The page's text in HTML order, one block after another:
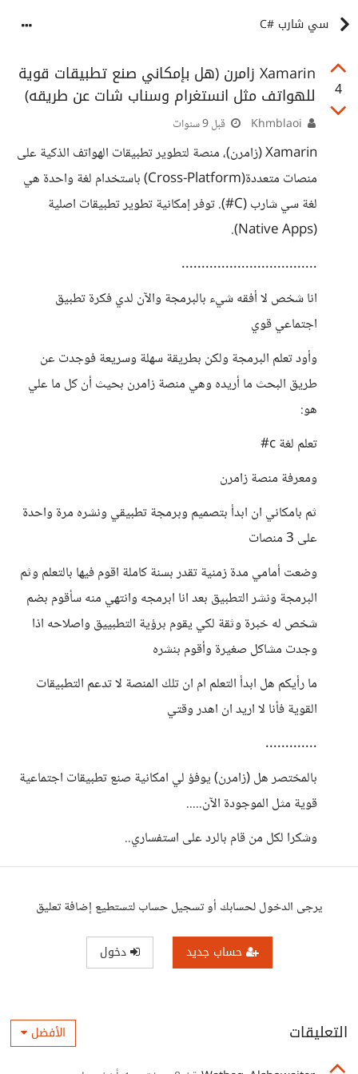
سي شارب #C
4
Xamarin زامرن (هل بإمكاني صنع تطبيقات قوية
للهواتف مثل انستغرام وسناب شات عن طريقه)
قبل 9 سنوات
Xamarin (زامرن)، منصة لتطوير تطبيقات الهواتف الذكية على
منصات متعددة(Cross-Platform) باستخدام لغة واحدة هي
لغة سي شارب (C#). توفر إمكانية تطوير تطبيقات اصلية
(Native Apps).
..................................
انا شخص لا أفقه شيء بالبرمجة والآن لدي فكرة تطبيق
اجتماعي قوي
وأود تعلم البرمجة ولكن بطريقة سهلة وسريعة فوجدت عن
طريق البحث ما أريده وهي منصة زامرن بحيث أن كل ما علي
هو:
تعلم لغة c#
ومعرفة منصة زامرن
ثم بامكاني ان ابدأ بتصميم وبرمجة تطبيقي ونشره مرة واحدة
على 3 منصات
وضعت أمامي مدة زمنية تقدر بسنة كاملة اقوم فيها بالتعلم وثم
البرمجة ونشر التطبيق بعد انا ابرمجه وانتهي منه سأقوم بضم
شخص له خبرة وثقة لكي يقوم برؤية التطبييق واصلاحه اذا
وجدت مشاكل صغيرة وأقوم بنشره
ما رأيكم هل ابدأ التعلم ام ان تلك المنصة لا تدعم التطبيقات
القوية فأنا لا اريد ان اهدر وقتي
.............
بالمختصر هل (زامرن) يوفؤ لي امكانية صنع تطبيقات اجتماعية
قوية مثل الموجودة الآن.....
وشكرا لكل من قام بالرد على استفساري..
يرجى الدخول لحسابك أو تسجيل حساب لتستطيع إضافة تعليق
حساب جديد دخول
التعليقات الأفضل